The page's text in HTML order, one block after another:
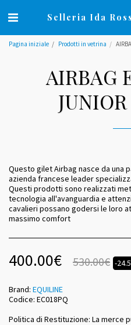
Selleria Ida
Pagina iniziale Prodotti in vetrina
AIRBAG
Questo gilet Airbag nasce da una
azienda francese leader
Questi prodotti sono realizzati
tecnologia all'avanguardia e
cavalieri possano godersi le loro
massimo comfort
400.00€ 530.00€ -
Brand: EQUILINE
Codice: EC018PQ
Politica di Restituzione: La merce può essere sostituita dopo la consegna in caso di misure o colori